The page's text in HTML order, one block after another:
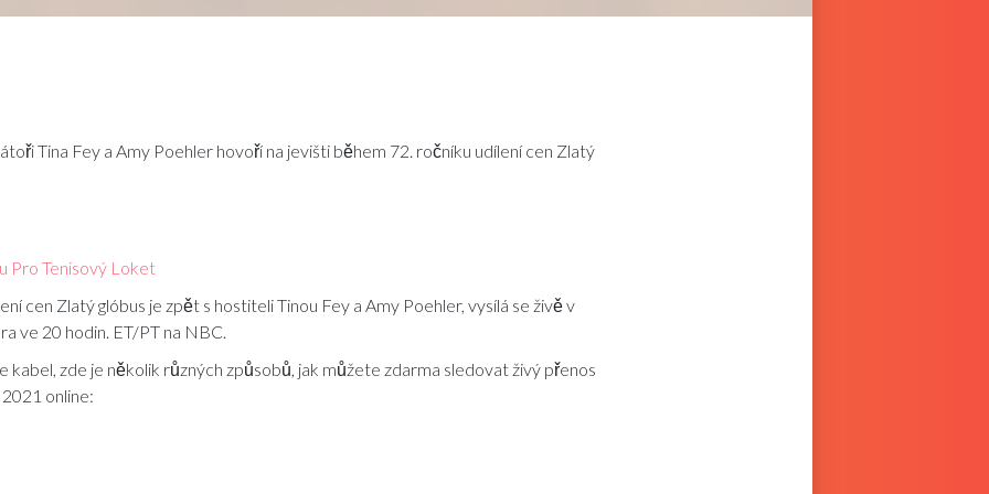
Tina Fey a Amy Poehler hovoří na jevišti během 72. ročníku udílení cen Zlatý
Pro Tenisový Loket
cen Zlatý glóbus je zpět s hostiteli Tinou Fey a Amy Poehler, vysílá se živě v
ve 20 hodin. ET/PT na NBC.
kabel, zde je několik různých způsobů, jak můžete zdarma sledovat živý přenos
online: